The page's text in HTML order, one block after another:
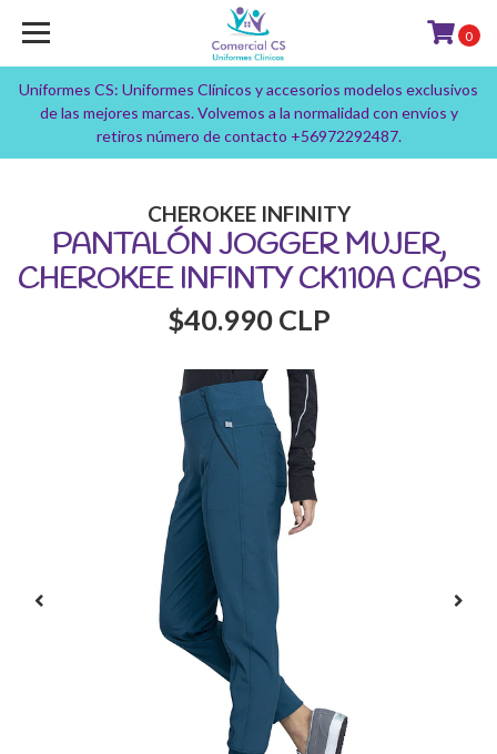
Uniformes CS: Uniformes Clínicos y accesorios modelos exclusivos
de las mejores marcas. Volvemos a la normalidad con envíos y
retiros número de contacto +56972292487.
0
CHEROKEE INFINITY
PANTALÓN JOGGER MUJER,
CHEROKEE INFINTY CK110A CAPS
$40.990 CLP